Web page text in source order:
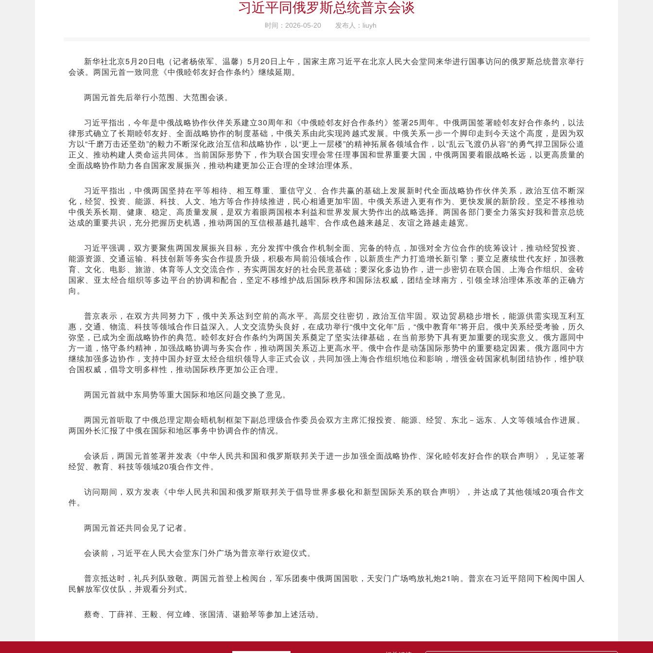
习近平同俄罗斯总统普京会谈
时间：2026-05-20 发布人：liuyh
新华社北京5月20日电（记者杨依军、温馨）5月20日上午，国家主席习近平在北京人民大会堂同来华进行国事访问的俄罗斯总统普京举行
会谈。两国元首一致同意《中俄睦邻友好合作条约》继续延期。
两国元首先后举行小范围、大范围会谈。
习近平指出，今年是中俄战略协作伙伴关系建立30周年和《中俄睦邻友好合作条约》签署25周年。中俄两国签署睦邻友好合作条约，以法
律形式确立了长期睦邻友好、全面战略协作的制度基础，中俄关系由此实现跨越式发展。中俄关系一步一个脚印走到今天这个高度，是因为双
方以“千磨万击还坚劲”的毅力不断深化政治互信和战略协作，以“更上一层楼”的精神拓展各领域合作，以“乱云飞渡仍从容”的勇气捍卫国际公道
正义、推动构建人类命运共同体。当前国际形势下，作为联合国安理会常任理事国和世界重要大国，中俄两国要着眼战略长远，以更高质量的
全面战略协作助力各自国家发展振兴，推动构建更加公正合理的全球治理体系。
习近平指出，中俄两国坚持在平等相待、相互尊重、重信守义、合作共赢的基础上发展新时代全面战略协作伙伴关系，政治互信不断深
化，经贸、投资、能源、科技、人文、地方等合作持续推进，民心相通更加牢固。中俄关系进入更有作为、更快发展的新阶段。坚定不移推动
中俄关系长期、健康、稳定、高质量发展，是双方着眼两国根本利益和世界发展大势作出的战略选择。两国各部门要全力落实好我和普京总统
达成的重要共识，充分把握历史机遇，推动两国的互信根基越扎越牢、合作成色越来越足、友谊之路越走越宽。
习近平强调，双方要聚焦两国发展振兴目标，充分发挥中俄合作机制全面、完备的特点，加强对全方位合作的统筹设计，推动经贸投资、
能源资源、交通运输、科技创新等务实合作提质升级，积极布局前沿领域合作，以新质生产力打造增长新引擎；要立足赓续世代友好，加强教
育、文化、电影、旅游、体育等人文交流合作，夯实两国友好的社会民意基础；要深化多边协作，进一步密切在联合国、上海合作组织、金砖
国家、亚太经合组织等多边平台的协调和配合，坚定不移维护战后国际秩序和国际法权威，团结全球南方，引领全球治理体系改革的正确方
向。
普京表示，在双方共同努力下，俄中关系达到空前的高水平。高层交往密切，政治互信牢固。双边贸易稳步增长，能源供需实现互利互
惠，交通、物流、科技等领域合作日益深入。人文交流势头良好，在成功举行“俄中文化年”后，“俄中教育年”将开启。俄中关系经受考验，历久
弥坚，已成为全面战略协作的典范。睦邻友好合作条约为两国关系奠定了坚实法律基础，在当前形势下具有更加重要的现实意义。俄方愿同中
方一道，恪守条约精神，加强战略协调与务实合作，推动两国关系迈上更高水平。俄中合作是动荡国际形势中的重要稳定因素。俄方愿同中方
继续加强多边协作，支持中国办好亚太经合组织领导人非正式会议，共同加强上海合作组织地位和影响，增强金砖国家机制团结协作，维护联
合国权威，倡导文明多样性，推动国际秩序更加公正合理。
两国元首就中东局势等重大国际和地区问题交换了意见。
两国元首听取了中俄总理定期会晤机制框架下副总理级合作委员会双方主席汇报投资、能源、经贸、东北－远东、人文等领域合作进展。
两国外长汇报了中俄在国际和地区事务中协调合作的情况。
会谈后，两国元首签署并发表《中华人民共和国和俄罗斯联邦关于进一步加强全面战略协作、深化睦邻友好合作的联合声明》，见证签署
经贸、教育、科技等领域20项合作文件。
访问期间，双方发表《中华人民共和国和俄罗斯联邦关于倡导世界多极化和新型国际关系的联合声明》，并达成了其他领域20项合作文
件。
两国元首还共同会见了记者。
会谈前，习近平在人民大会堂东门外广场为普京举行欢迎仪式。
普京抵达时，礼兵列队致敬。两国元首登上检阅台，军乐团奏中俄两国国歌，天安门广场鸣放礼炮21响。普京在习近平陪同下检阅中国人
民解放军仪仗队，并观看分列式。
蔡奇、丁薛祥、王毅、何立峰、张国清、谌贻琴等参加上述活动。